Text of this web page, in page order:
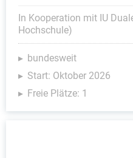
In Kooperation mit IU
Hochschule)
bundesweit
Start: Oktober 2026
Freie Plätze: 1